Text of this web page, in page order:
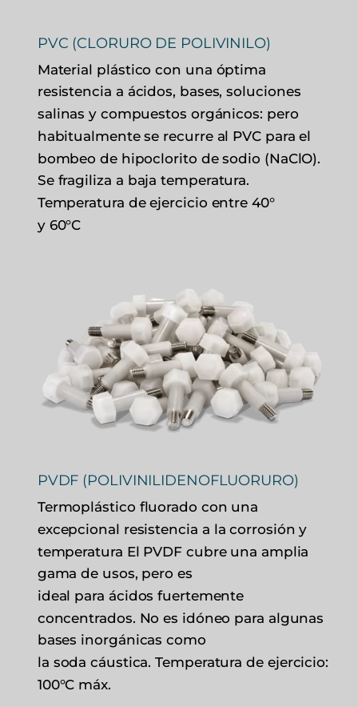
PVC (CLORURO DE POLIVINILO)
Material plástico con una óptima
resistencia a ácidos, bases, soluciones
salinas y compuestos orgánicos: pero
habitualmente se recurre al PVC para el
bombeo de hipoclorito de sodio (NaClO).
Se fragiliza a baja temperatura.
Temperatura de ejercicio entre 40°
y 60°C
PVDF (POLIVINILIDENOFLUORURO)
Termoplástico fluorado con una
excepcional resistencia a la corrosión y
temperatura El PVDF cubre una amplia
gama de usos, pero es
ideal para ácidos fuertemente
concentrados. No es idóneo para algunas
bases inorgánicas como
la soda cáustica. Temperatura de ejercicio:
100°C máx.